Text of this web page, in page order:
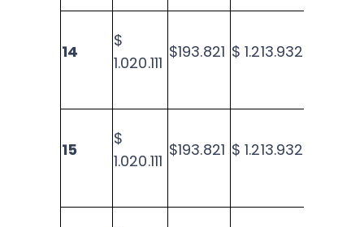
14
$
1.020.111
$193.821 $ 1.213.932
15
$
1.020.111
$193.821 $ 1.213.932